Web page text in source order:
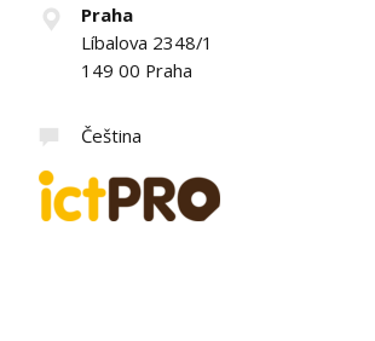
Praha
Líbalova 2348/1
149 00 Praha
Čeština